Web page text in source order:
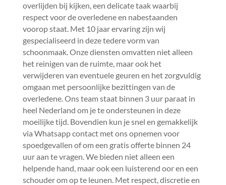
overlijden bij kijken, een delicate taak waarbij
respect voor de overledene en nabestaanden
voorop staat.​ Met 10 jaar ervaring zijn wij
gespecialiseerd in deze tedere vorm van
schoonmaak.​ Onze diensten omvatten niet alleen
het reinigen van de ruimte, maar ook het
verwijderen van eventuele geuren en het zorgvuldig
omgaan met persoonlijke bezittingen van de
overledene.​ Ons team staat binnen 3 uur paraat in
heel Nederland om je te ondersteunen in deze
moeilijke tijd.​ Bovendien kun je snel en gemakkelijk
via Whatsapp contact met ons opnemen voor
spoedgevallen of om een gratis offerte binnen 24
uur aan te vragen.​ We bieden niet alleen een
helpende hand, maar ook een luisterend oor en een
schouder om op te leunen.​ Met respect, discretie en